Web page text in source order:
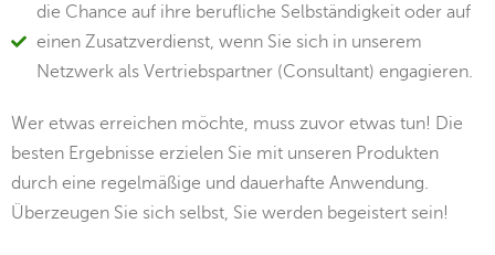
die Chance auf ihre berufliche Selbständigkeit oder auf
einen Zusatzverdienst, wenn Sie sich in unserem
Netzwerk als Vertriebspartner (Consultant) engagieren.
Wer etwas erreichen möchte, muss zuvor etwas tun! Die
besten Ergebnisse erzielen Sie mit unseren Produkten
durch eine regelmäßige und dauerhafte Anwendung.
Überzeugen Sie sich selbst, Sie werden begeistert sein!